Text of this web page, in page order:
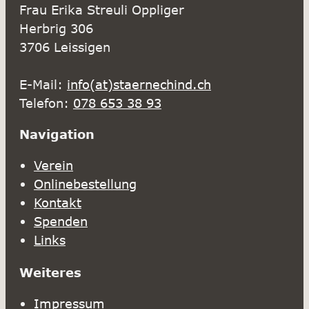
Frau Erika Streuli Oppliger
Herbrig 306
3706 Leissigen
E-Mail: info(at)staernechind.ch
Telefon: 078 653 38 93
Navigation
Verein
Onlinebestellung
Kontakt
Spenden
Links
Weiteres
Impressum